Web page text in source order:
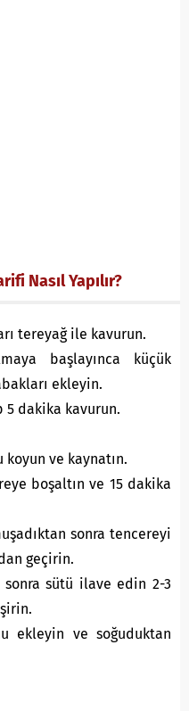
Nasıl Yapılır?
tereyağ ile kavurun.
başlayınca küçük
ekleyin.
5 dakika kavurun.
ve kaynatın.
boşaltın ve 15 dakika
sonra tencereyi
geçirin.
sütü ilave edin 2-3
ekleyin ve soğuduktan